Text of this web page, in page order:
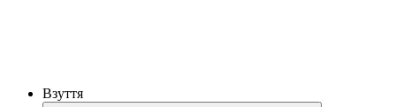
Взуття